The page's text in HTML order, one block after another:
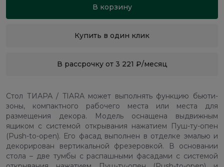
В корзину
Купить в один клик
В рассрочку от 3 221 ₽/месяц
Стол ТИАРА / TIARA может выполнять функцию бьюти-
зоны, компактного рабочего места или места для
размещения декора. Модель оснащена выдвижным
ящиком с системой открывания нажатием Пуш-ту-опен
(Push-to-open). Его фасад выполнен в отделке эмалью и
декорирован вертикальной фрезеровкой. В основании
стола – две тумбы с распашными фасадами с системой